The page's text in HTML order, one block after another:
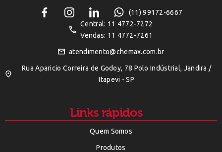
(11) 99172-6667
Central: 11 4772-7272
Vendas: 11 4772-7261
atendimento@chemax.com.br
Rua Aparicio Correira de Godoy, 78 Polo Indústrial, Jandira /
Itapevi - SP
Links rápidos
Quem Somos
Produtos